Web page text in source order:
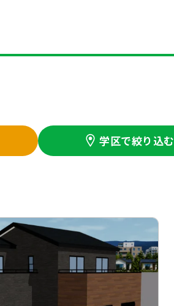
学区で絞り込む